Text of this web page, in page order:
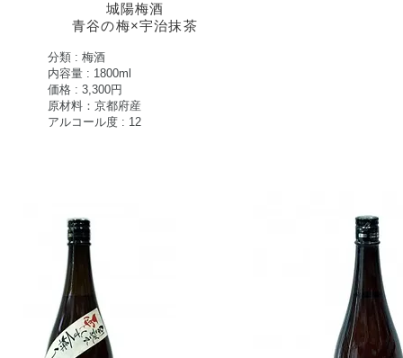
城陽梅酒
青谷の梅×宇治抹茶
分類 : 梅酒
内容量 : 1800ml
価格 : 3,300円
原材料：京都府産
アルコール度 : 12